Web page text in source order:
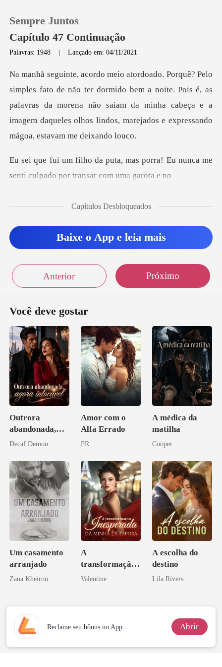
0
Loja
Sair
Sempre Juntos
Capítulo 47 Continuação
Palavras: 1948 |Lançado em: 04/11/2021
mido bem a noite. Pois é, as
palavras da morena não saiam da minha cabeça e a
imag
as porra! Eu nunca me
senti culpad
Capítulos Desbloqueados
Baixe o App e leia mais
Anterior Próximo
Você deve gostar
Outrora
abandonada,
agora intocável
Decaf Demon
Amor com o
Alfa Errado
PR
A médica da
matilha
Cooper
Um casamento
arranjado
Zana Kheiron
A
transformação
inesperada da
Valentine
A escolha do
destino
Lila Rivers
Reclame seu bônus no App Abrir